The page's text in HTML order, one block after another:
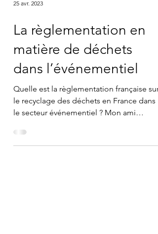
25 avr. 2023
La règlementation en
matière de déchets
dans l’événementiel
le recyclage des déchets en France dans
le secteur événementiel ? Mon ami